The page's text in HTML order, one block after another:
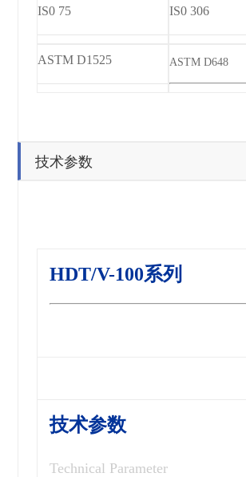
IS0 75 IS0 306
ASTM D1525 ASTM D648
技术参数
HDT/V-100系列
技术参数
Technical Parameter